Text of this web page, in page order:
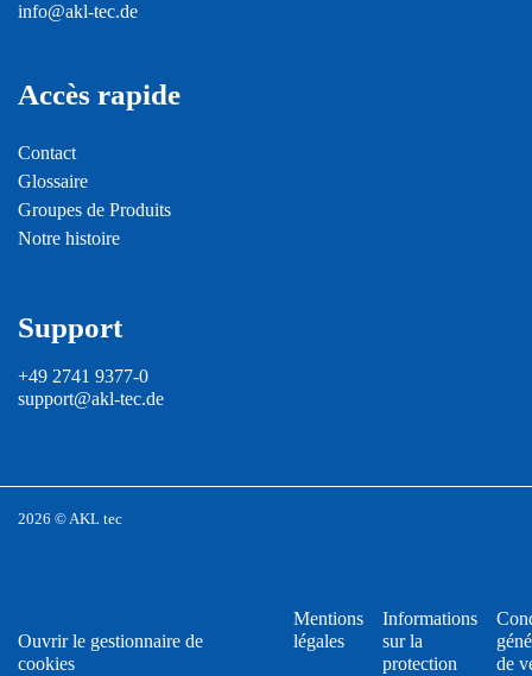
info@akl-tec.de
Accès rapide
Contact
Glossaire
Groupes de Produits
Notre histoire
Support
+49 2741 9377-0
support@akl-tec.de
2026 © AKL tec
Ouvrir le gestionnaire de
cookies
Mentions
légales
Informations
sur la
protection
de